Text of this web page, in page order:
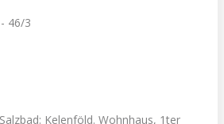
46/3
Kelenföld. Wohnhaus, 1ter